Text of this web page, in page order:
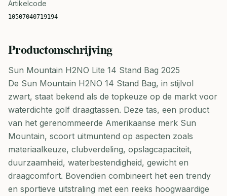
Artikelcode
10507040719194
Productomschrijving
Sun Mountain H2NO Lite 14 Stand Bag 2025
De Sun Mountain H2NO 14 Stand Bag, in stijlvol
zwart, staat bekend als de topkeuze op de markt voor
waterdichte golf draagtassen. Deze tas, een product
van het gerenommeerde Amerikaanse merk Sun
Mountain, scoort uitmuntend op aspecten zoals
materiaalkeuze, clubverdeling, opslagcapaciteit,
duurzaamheid, waterbestendigheid, gewicht en
draagcomfort. Bovendien combineert het een trendy
en sportieve uitstraling met een reeks hoogwaardige